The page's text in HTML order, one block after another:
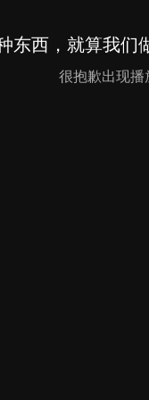
东西，就算我们
很抱歉出现播